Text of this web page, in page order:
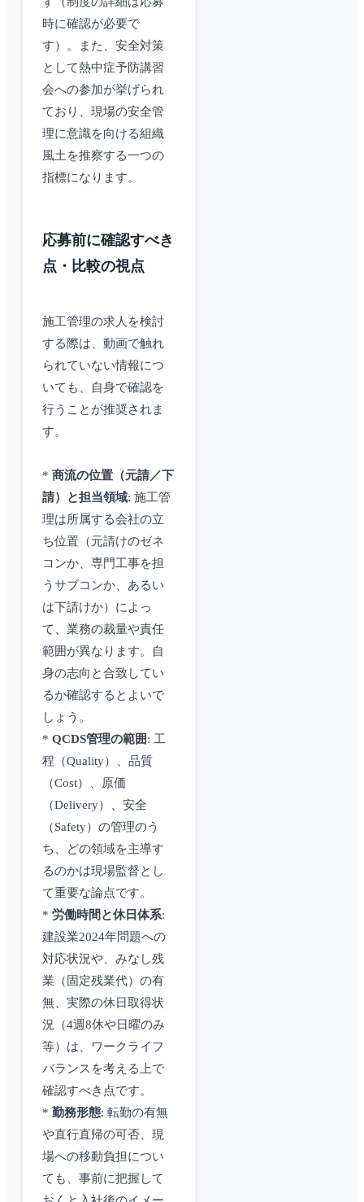
時に確認が必要で
す）。また、安全対策
として熱中症予防講習
会への参加が挙げられ
ており、現場の安全管
理に意識を向ける組織
風土を推察する一つの
指標になります。
応募前に確認すべき
点・比較の視点
施工管理の求人を検討
する際は、動画で触れ
られていない情報につ
いても、自身で確認を
行うことが推奨されま
す。
* 商流の位置（元請／下
請）と担当領域: 施工管
理は所属する会社の立
ち位置（元請けのゼネ
コンか、専門工事を担
うサブコンか、あるい
は下請けか）によっ
て、業務の裁量や責任
範囲が異なります。自
身の志向と合致してい
るか確認するとよいで
しょう。
* QCDS管理の範囲: 工
程（Quality）、品質
（Cost）、原価
（Delivery）、安全
（Safety）の管理のう
ち、どの領域を主導す
るのかは現場監督とし
て重要な論点です。
* 労働時間と休日体系:
建設業2024年問題への
対応状況や、みなし残
業（固定残業代）の有
無、実際の休日取得状
況（4週8休や日曜のみ
等）は、ワークライフ
バランスを考える上で
確認すべき点です。
* 勤務形態: 転勤の有無
や直行直帰の可否、現
場への移動負担につい
ても、事前に把握して